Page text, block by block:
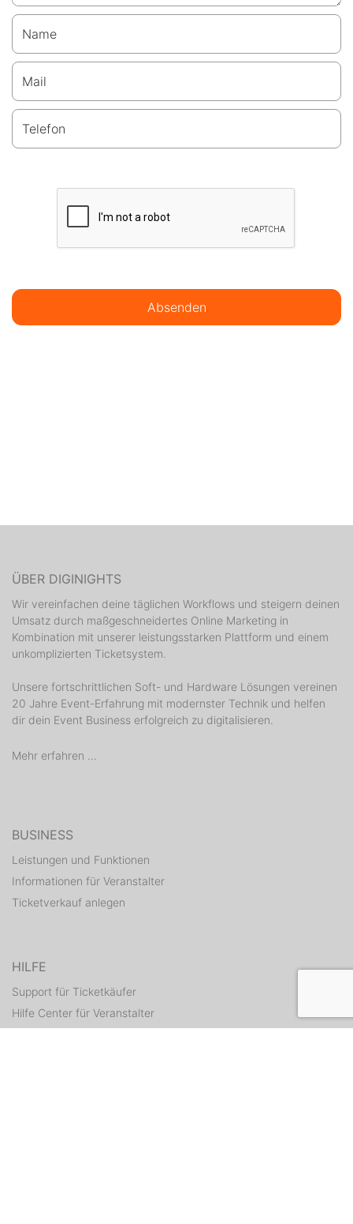
Name
Mail
Telefon
Absenden
ÜBER DIGINIGHTS
Wir vereinfachen deine täglichen Workflows und steigern deinen
Umsatz durch maßgeschneidertes Online Marketing in
Kombination mit unserer leistungsstarken Plattform und einem
unkomplizierten Ticketsystem.
Unsere fortschrittlichen Soft- und Hardware Lösungen vereinen
20 Jahre Event-Erfahrung mit modernster Technik und helfen
dir dein Event Business erfolgreich zu digitalisieren.
Mehr erfahren ...
BUSINESS
Leistungen und Funktionen
Informationen für Veranstalter
Ticketverkauf anlegen
HILFE
Support für Ticketkäufer
Hilfe Center für Veranstalter